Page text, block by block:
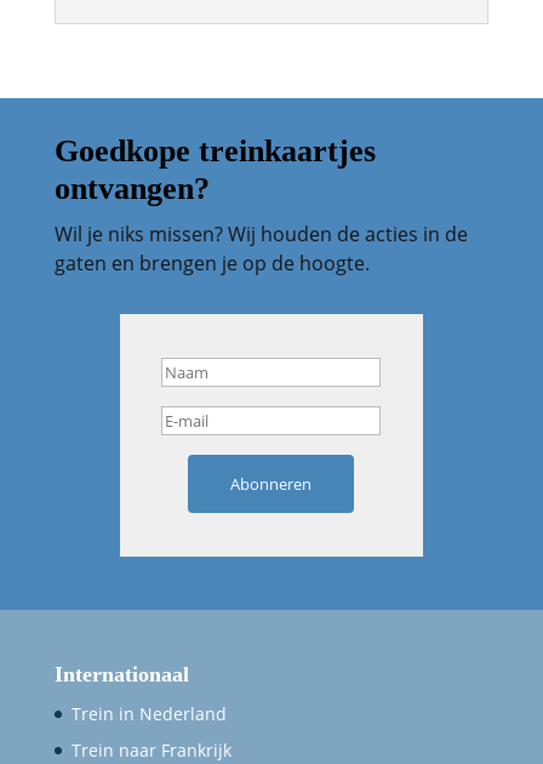
Goedkope treinkaartjes
ontvangen?
Wil je niks missen? Wij houden de acties in de
gaten en brengen je op de hoogte.
Abonneren
Internationaal
Trein in Nederland
Trein naar Frankrijk